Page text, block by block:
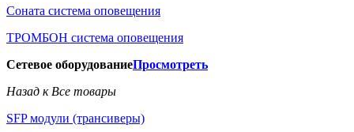
Соната система оповещения
ТРОМБОН система оповещения
Сетевое оборудованиеПросмотреть
Назад к Все товары
SFP модули (трансиверы)